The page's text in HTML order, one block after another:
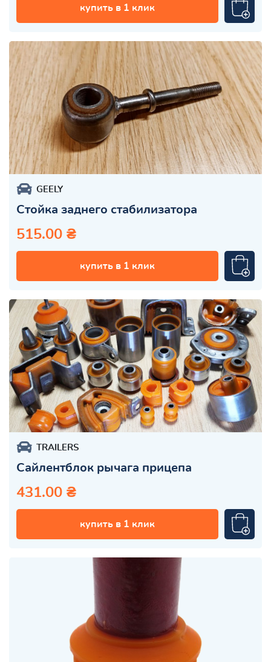
купить в 1 клик
GEELY
Стойка заднего стабилизатора
515.00 ₴
купить в 1 клик
TRAILERS
Сайлентблок рычага прицепа
431.00 ₴
купить в 1 клик